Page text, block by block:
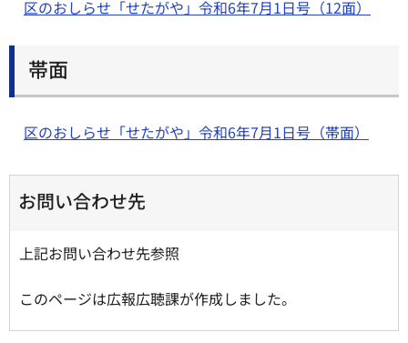
区のおしらせ「せたがや」令和6年7月1日号（12面）
帯面
区のおしらせ「せたがや」令和6年7月1日号（帯面）
お問い合わせ先
上記お問い合わせ先参照
このページは広報広聴課が作成しました。